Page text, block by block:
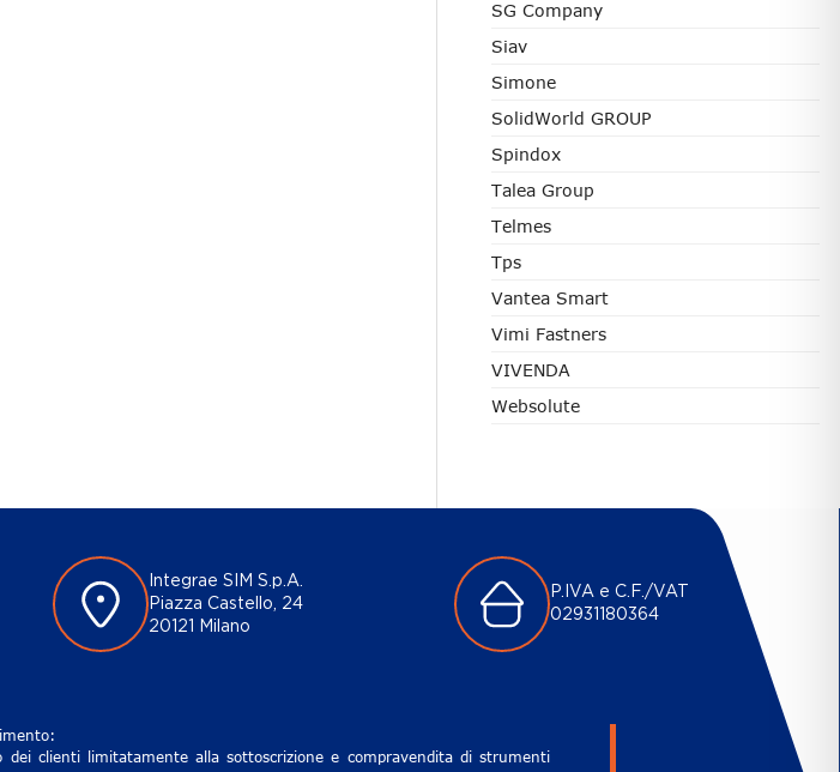
SG Company
Siav
Simone
SolidWorld GROUP
Spindox
Talea Group
Telmes
Tps
Vantea Smart
Vimi Fastners
VIVENDA
Websolute
Integrae SIM S.p.A.
Piazza Castello, 24
20121 Milano
P.IVA e C.F./VAT
02931180364
dei clienti limitatamente alla sottoscrizione e compravendita di strumenti